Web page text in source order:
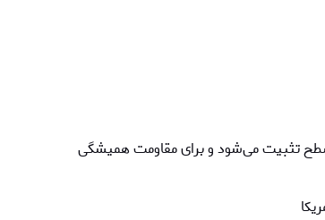
تثبیت می‌شود و برای مقاومت همیشگی